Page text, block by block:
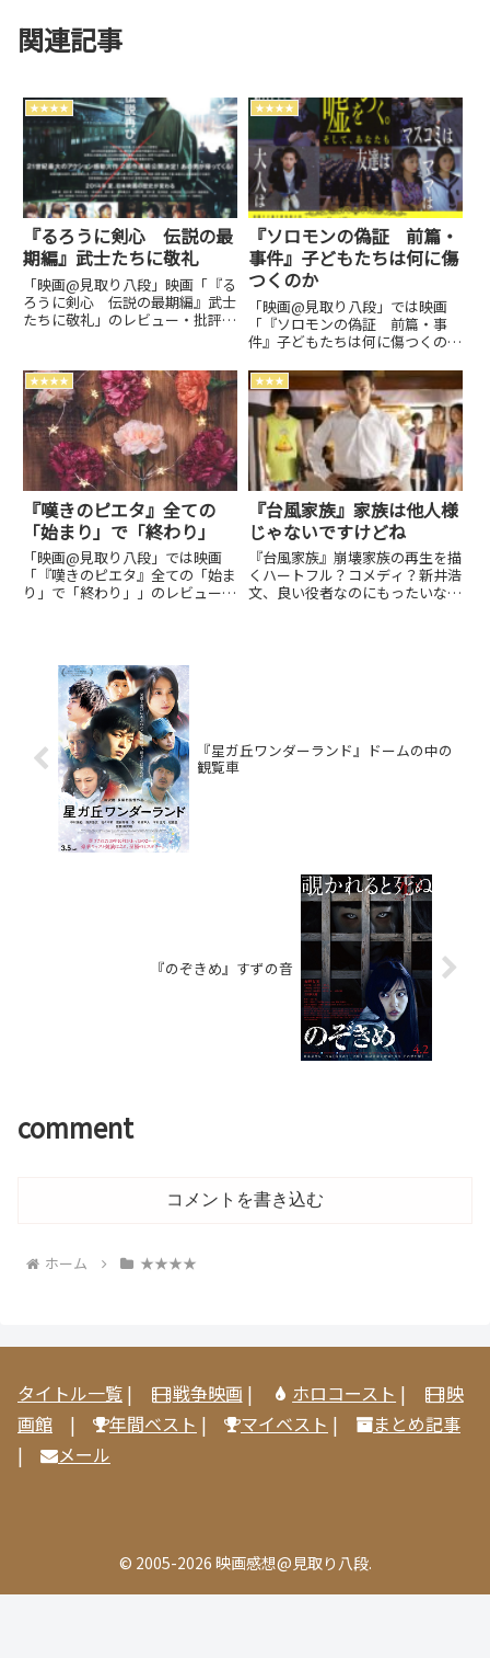
関連記事
★★★★
『るろうに剣心 伝説の最
期編』武士たちに敬礼
「映画@見取り八段」映画「『る
ろうに剣心 伝説の最期編』武士
たちに敬礼」のレビュー・批評・
のネタバレ感想は別枠で表記。
★★★★
『ソロモンの偽証 前篇・
事件』子どもたちは何に傷
つくのか
「映画@見取り八段」では映画
「『ソロモンの偽証 前篇・事
件』子どもたちは何に傷つくの
ます。自己満足映画評価ブログで
す。邦画・洋画・アジア映画・ア
ニメなど何でも 観賞。劇場上映
中作品のネタバレ感想は別枠で表
記。
★★★★
『嘆きのピエタ』全ての
「始まり」で「終わり」
「映画@見取り八段」では映画
「『嘆きのピエタ』全ての「始ま
り」で「終わり」」のレビュー・
表記。
★★★
『台風家族』家族は他人様
じゃないですけどね
『台風家族』崩壊家族の再生を描
くハートフル？コメディ？新井浩
文、良い役者なのにもったいな
『星ガ丘ワンダーランド』ドームの中の
観覧車
『のぞきめ』すずの音
comment
コメントを書き込む
ホーム ★★★★
タイトル一覧 | 戦争映画 | ホロコースト |
映
画館 | 年間ベスト | マイベスト |
まとめ記事
|
メール
© 2005-2026 映画感想@見取り八段.